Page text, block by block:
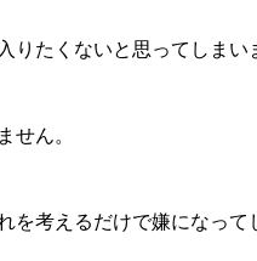
たくないと思ってしまい
せん。
考えるだけで嫌になって